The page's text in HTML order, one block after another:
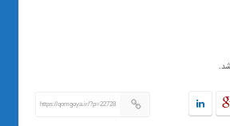
https://qomgoya.ir/?p=22728